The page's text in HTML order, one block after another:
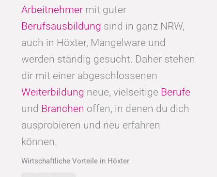
Arbeitnehmer mit guter
Berufsausbildung sind in ganz NRW,
auch in Höxter, Mangelware und
werden ständig gesucht. Daher stehen
dir mit einer abgeschlossenen
Weiterbildung neue, vielseitige Berufe
und Branchen offen, in denen du dich
ausprobieren und neu erfahren
können.
Wirtschaftliche Vorteile in Höxter